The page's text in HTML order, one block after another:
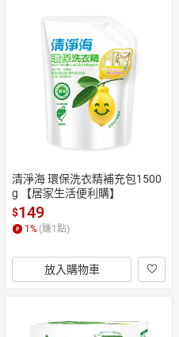
清淨海 環保洗衣精補充包1500
g 【居家生活便利購】
$149
1% (賺1點)
放入購物車